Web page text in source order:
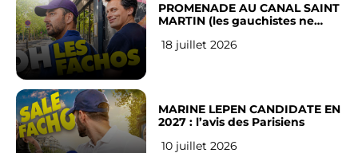
PROMENADE AU CANAL SAINT
MARTIN (les gauchistes ne
18 juillet 2026
MARINE LEPEN CANDIDATE EN
2027 : l’avis des Parisiens
10 juillet 2026